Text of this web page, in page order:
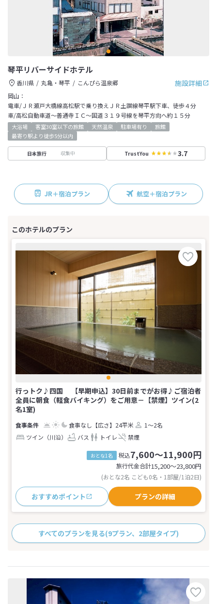
琴平リバーサイドホテル
施設詳細
香川県 丸亀・琴平
こんぴら温泉郷
岡山：
電車/ＪＲ瀬戸大橋線高松駅で乗り換えＪＲ土讃線琴平駅下車、徒歩４分
車/高松自動車道～善通寺ＩＣ～国道３１９号線を琴平方向へ約１５分
大浴場 客室30室以下の旅館 天然温泉 駐車場有り
旅館
最寄り駅より徒歩5分以内
日本旅行 収集中 TrustYou 3.7
JR＋宿泊プラン 航空＋宿泊プラン
行っトク♪四国 【早期申込】30日前までがお得♪ご宿泊者
全員に朝食（軽食バイキング）をご用意－【禁煙】ツイン(2
名1室)
食事なし 【広さ】24平米
1～2名
ツイン（川沿）
バス トイレ 禁煙
おとな1名 税込7,600～11,900円
旅行代金合計15,200〜23,800円
(おとな2名 こども0名・1部屋/1泊2日)
おすすめポイント プランの詳細
すべてのプランを見る(9プラン、2部屋タイプ)